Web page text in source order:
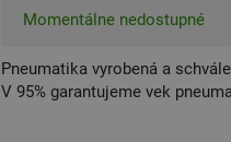
Momentálne nedostupné
Pneumatika vyrobená a
V 95% garantujeme vek